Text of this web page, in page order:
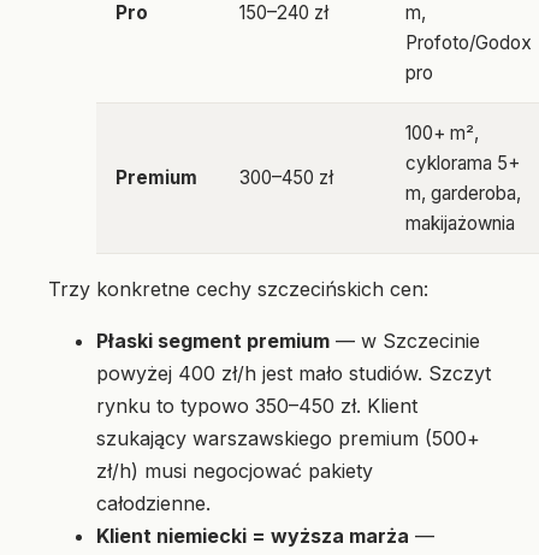
Pro 150–240 zł
m,
Profoto/Godox
pro
Premium 300–450 zł
100+ m²,
cyklorama 5+
m, garderoba,
makijażownia
Trzy konkretne cechy szczecińskich cen:
Płaski segment premium — w Szczecinie
powyżej 400 zł/h jest mało studiów. Szczyt
rynku to typowo 350–450 zł. Klient
szukający warszawskiego premium (500+
zł/h) musi negocjować pakiety
całodzienne.
Klient niemiecki = wyższa marża —